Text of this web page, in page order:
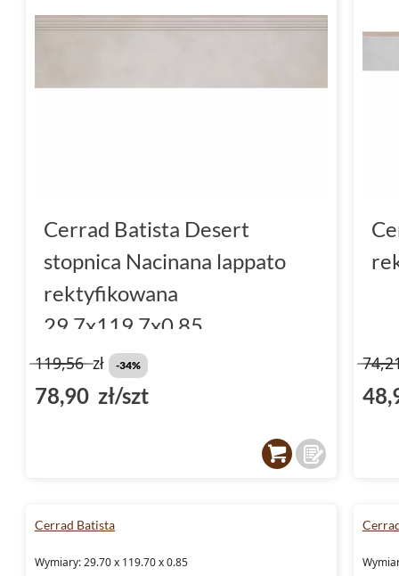
Cerrad Batista Desert
stopnica Nacinana lappato
rektyfikowana
29.7x119.7x0.85
119,56zł -34%
78,90 zł/szt
Cerrad Batista
Wymiary: 29.70 x 119.70 x 0.85